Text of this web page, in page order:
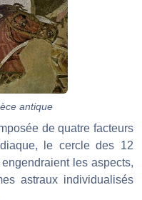
antique
de quatre facteurs
le cercle des 12
les aspects,
astraux individualisés